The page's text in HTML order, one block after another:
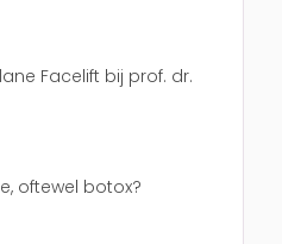
Facelift bij prof. dr.
oftewel botox?